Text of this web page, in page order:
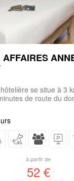
se situe à 3
de route du
à partir de
52 €